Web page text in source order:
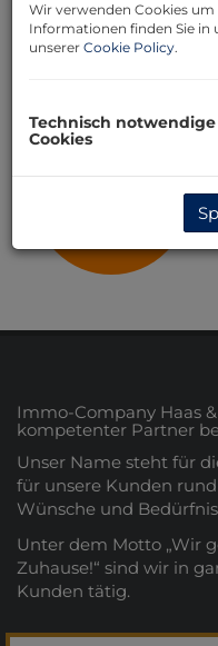
erfolgreiche
gerne wieder Mit
Immo-Company Haas
kompetenter Partner
Unser Name steht für
für unsere Kunden
Wünsche und
Unter dem Motto „Wir
Zuhause!“ sind wir in
Kunden tätig.
Wir verwenden Cookies
Informationen finden Sie in
unserer Cookie Policy.
Technisch notwendige
Cookies